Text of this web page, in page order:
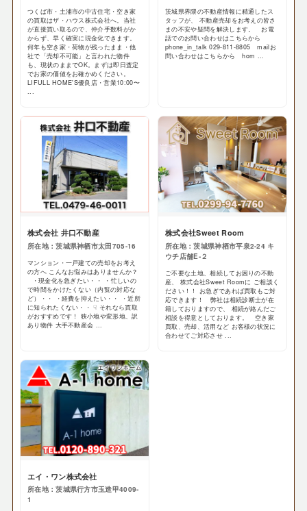
つくば市・土浦市の中古住宅・空き家
の買取はザ・ハウス株式会社へ。当社
が直接買い取るので、仲介手数料がか
からず、早く確実に現金化できます。
何年も空き家・荷物が残ったまま・他
社で「売却不可能」と言われた物件
も、現状のままでOK。まずは即日査定
でお家の価値をお確かめください。
LIFULL HOME'S優良店・営業10:00〜
...
茨城県界隈の不動産情報に精通したス
タッフが、 不動産売却をお考えの皆さ
まの不安や疑問を解決します。 お電
話でのお問い合わせはこちらから
phone_in_talk 029-811-8805 mailお
問い合わせはこちらから hom ...
株式会社 井口不動産
所在地：茨城県神栖市太田705-16
マンション・一戸建ての売却をお考え
の方へ こんなお悩みはありませんか？
・現金化を急ぎたい・・ ・忙しいの
で時間をかけたくない（内覧の対応な
ど）・・ ・経費を抑えたい・・ ・近所
に知られたくない・・ ☟ それなら買取
がおすすめです！ 狭小地や変形地、訳
あり物件 大手不動産会 ...
株式会社Sweet Room
所在地：茨城県神栖市平泉2-24 キ
ウチ店舗E-２
ご不要な土地、相続してお困りの不動
産、 株式会社Sweet Roomに ご相談く
ださい！！ お急ぎであれば買取もご対
応できます！ 弊社は相続診断士が在
籍しておりますので、 相続が絡んだご
相談を得意としております。 空き家
買取、売却、活用など お客様の状況に
合わせてご対応させ ...
エイ・ワン株式会社
所在地：茨城県行方市玉造甲4009-
1